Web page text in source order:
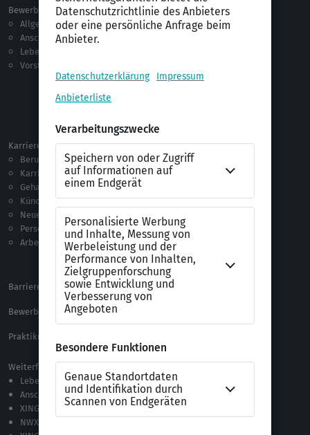
Bewerben
Allgemeines
Anschreiben
Lebenslauf
Vorstellungsgespräch
Berufsorientierung
Ausbildung
Jobprofile
Karriere
Berufseinstieg
Karriere machen
Gehalt
Kündigung
Neue Arbeitswelt
Personalführung
Arbeitsrecht
Vorlagen & Tests
Anschreiben-Vorlagen
Lebenslauf-Vorlagen
Checklisten
Testverfahren
Alle Word-Dateien
Alle Downloads
Barrierefreiheitserklärung
XING Impressum
Bewerbungs-FAQ
Praktikum Online Marketing
Weiterführende Links
Lebenslauf-Editor
Anschreiben-Editor
XING Stellenmarkt
NWX – „Alles zur Zukunft der Arbeit“